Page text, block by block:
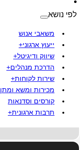
לפי נושא
משאבי אנוש
ייעוץ ארגוני+
שיווק ודיגיטל+
הדרכת מנהלים+
שירות לקוחות+
מכירות ומשא ומתן
קורסים וסדנאות
תרבות ארגונית+